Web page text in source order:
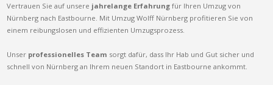
Vertrauen Sie auf unsere jahrelange Erfahrung für Ihren Umzug von
Nürnberg nach Eastbourne. Mit Umzug Wolff Nürnberg profitieren Sie von
einem reibungslosen und effizienten Umzugsprozess.
Unser professionelles Team sorgt dafür, dass Ihr Hab und Gut sicher und
schnell von Nürnberg an Ihrem neuen Standort in Eastbourne ankommt.